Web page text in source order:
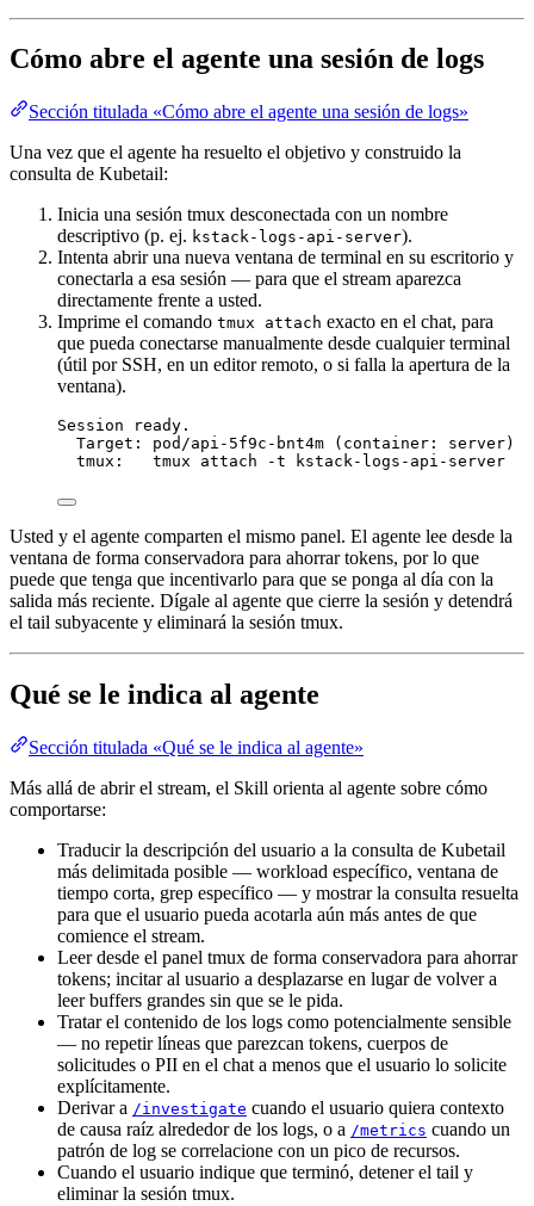
Cómo abre el agente una sesión de logs
Sección titulada «Cómo abre el agente una sesión de logs»
Una vez que el agente ha resuelto el objetivo y construido la
consulta de Kubetail:
Inicia una sesión tmux desconectada con un nombre
descriptivo (p. ej. kstack-logs-api-server).
Intenta abrir una nueva ventana de terminal en su escritorio y
conectarla a esa sesión — para que el stream aparezca
directamente frente a usted.
Imprime el comando tmux attach exacto en el chat, para
que pueda conectarse manualmente desde cualquier terminal
(útil por SSH, en un editor remoto, o si falla la apertura de la
ventana).
Session ready.
Target: pod/api-5f9c-bnt4m (container: server)
tmux:   tmux attach -t kstack-logs-api-server
Usted y el agente comparten el mismo panel. El agente lee desde la
ventana de forma conservadora para ahorrar tokens, por lo que
puede que tenga que incentivarlo para que se ponga al día con la
salida más reciente. Dígale al agente que cierre la sesión y detendrá
el tail subyacente y eliminará la sesión tmux.
Qué se le indica al agente
Sección titulada «Qué se le indica al agente»
Más allá de abrir el stream, el Skill orienta al agente sobre cómo
comportarse:
Traducir la descripción del usuario a la consulta de Kubetail
más delimitada posible — workload específico, ventana de
tiempo corta, grep específico — y mostrar la consulta resuelta
para que el usuario pueda acotarla aún más antes de que
comience el stream.
Leer desde el panel tmux de forma conservadora para ahorrar
tokens; incitar al usuario a desplazarse en lugar de volver a
leer buffers grandes sin que se le pida.
Tratar el contenido de los logs como potencialmente sensible
— no repetir líneas que parezcan tokens, cuerpos de
solicitudes o PII en el chat a menos que el usuario lo solicite
explícitamente.
Derivar a /investigate cuando el usuario quiera contexto
de causa raíz alrededor de los logs, o a /metrics cuando un
patrón de log se correlacione con un pico de recursos.
Cuando el usuario indique que terminó, detener el tail y
eliminar la sesión tmux.